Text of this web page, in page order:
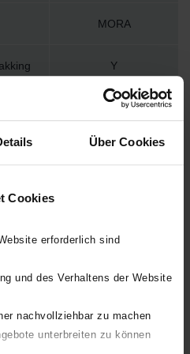
Über Cookies
Cookies
erforderlich sind
und des Verhaltens der Website
nachvollziehbar zu machen
unterbreiten zu können
MORA
Y
120
400
592 mm
117 mm
8